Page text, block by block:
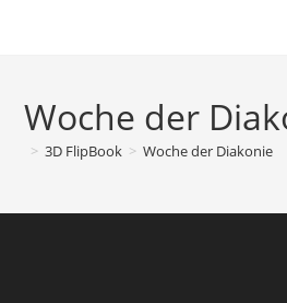
Woche der
> 3D FlipBook > Woche der Diakonie